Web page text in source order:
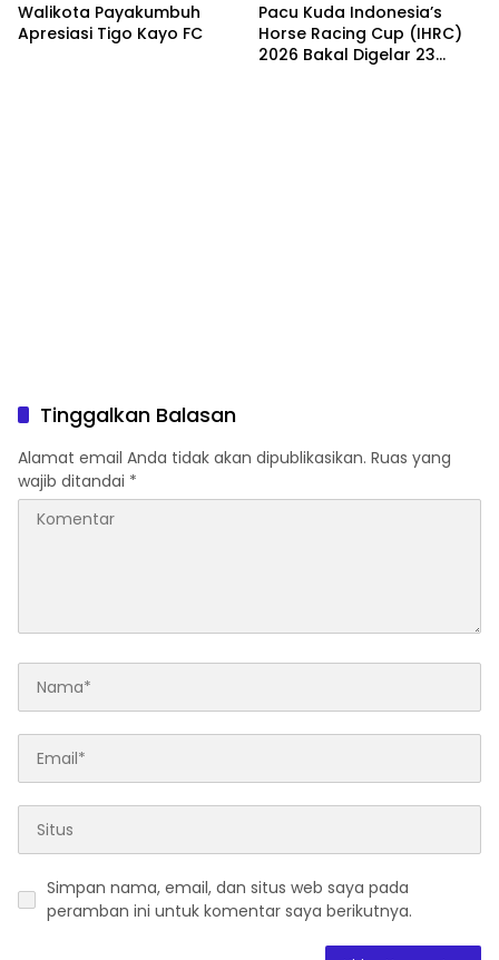
Walikota Payakumbuh
Apresiasi Tigo Kayo FC
Pacu Kuda Indonesia’s
Horse Racing Cup (IHRC)
2026 Bakal Digelar 23
Tinggalkan Balasan
Alamat email Anda tidak akan dipublikasikan. Ruas yang
wajib ditandai *
Simpan nama, email, dan situs web saya pada
peramban ini untuk komentar saya berikutnya.